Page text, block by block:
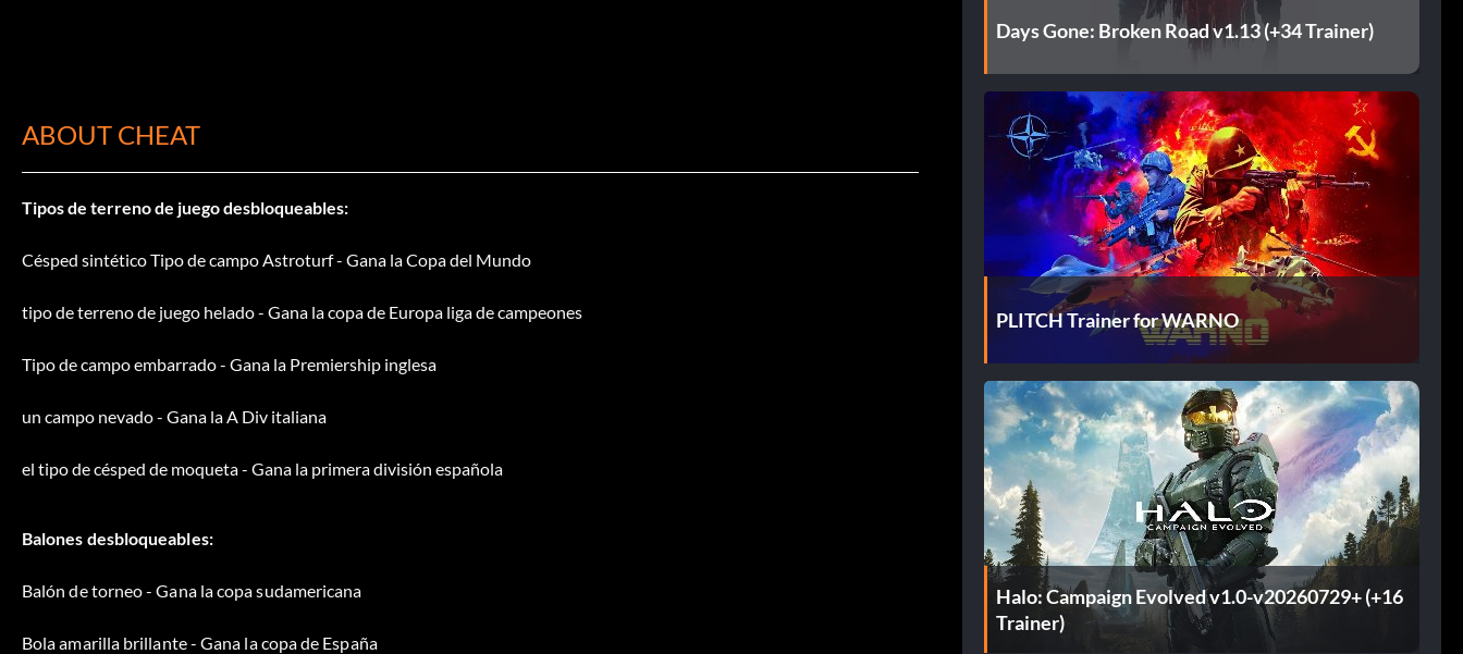
ABOUT CHEAT
Tipos de terreno de juego desbloqueables:
Césped sintético Tipo de campo Astroturf - Gana la Copa del Mundo
tipo de terreno de juego helado - Gana la copa de Europa liga de campeones
Tipo de campo embarrado - Gana la Premiership inglesa
un campo nevado - Gana la A Div italiana
el tipo de césped de moqueta - Gana la primera división española
Balones desbloqueables:
Balón de torneo - Gana la copa sudamericana
Bola amarilla brillante - Gana la copa de España
Days Gone: Broken Road v1.13 (+34 Trainer)
PLITCH Trainer for WARNO
Halo: Campaign Evolved v1.0-v20260729+ (+16
Trainer)